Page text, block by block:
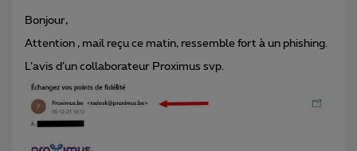
Bonjour,
Attention , mail reçu ce matin, ressemble fort à un phishing.
L’avis d’un collaborateur Proximus svp.